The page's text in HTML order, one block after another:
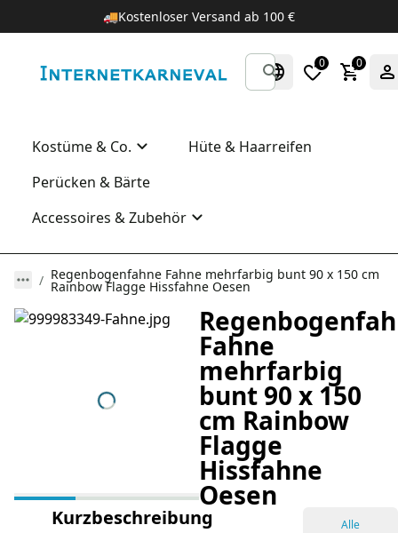
🚚Kostenloser Versand ab 100 €
0 0
Kostüme & Co.
Hüte & Haarreifen
Perücken & Bärte
Accessoires & Zubehör
Regenbogenfahne Fahne mehrfarbig bunt 90 x 150 cm
Rainbow Flagge Hissfahne Oesen
Kurzbeschreibung
Fahne
mehrfarbig
bunt 90 x 150
cm Rainbow
Flagge
Hissfahne
Oesen
Alle